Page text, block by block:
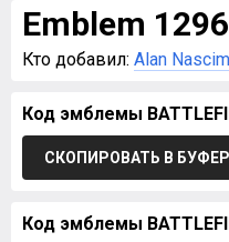
Emblem
Кто добавил: Alan
Код эмблемы
СКОПИРОВАТЬ В БУФЕР
Код эмблемы